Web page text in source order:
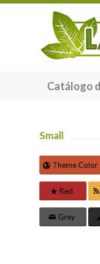
Catálogo
Small
Theme Color
Red
Grey